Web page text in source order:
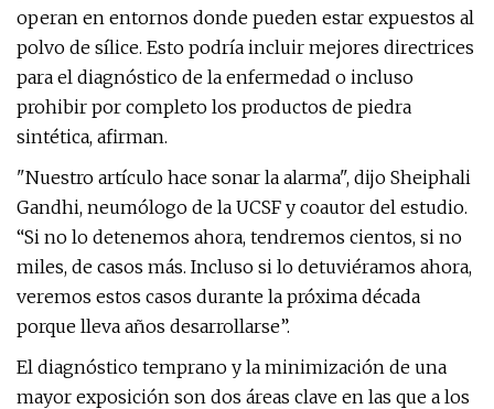
operan en entornos donde pueden estar expuestos al
polvo de sílice. Esto podría incluir mejores directrices
para el diagnóstico de la enfermedad o incluso
prohibir por completo los productos de piedra
sintética, afirman.
"Nuestro artículo hace sonar la alarma", dijo Sheiphali
Gandhi, neumólogo de la UCSF y coautor del estudio.
“Si no lo detenemos ahora, tendremos cientos, si no
miles, de casos más. Incluso si lo detuviéramos ahora,
veremos estos casos durante la próxima década
porque lleva años desarrollarse”.
El diagnóstico temprano y la minimización de una
mayor exposición son dos áreas clave en las que a los